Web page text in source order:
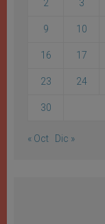
2 3
9 10
16 17
23 24
30
« Oct Dic »